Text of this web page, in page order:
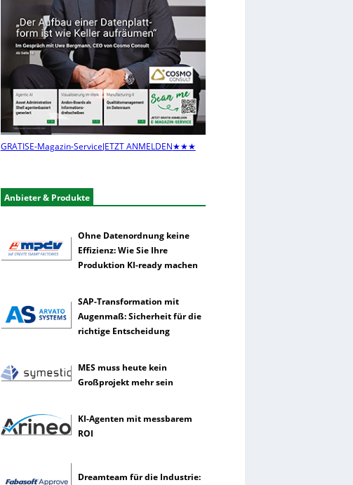
GRATISE-Magazin-ServiceJETZT ANMELDEN★★★
Anbieter & Produkte
Ohne Datenordnung keine
Effizienz: Wie Sie Ihre
Produktion KI-ready machen
SAP-Transformation mit
Augenmaß: Sicherheit für die
richtige Entscheidung
MES muss heute kein
Großprojekt mehr sein
KI-Agenten mit messbarem
ROI
Dreamteam für die Industrie: